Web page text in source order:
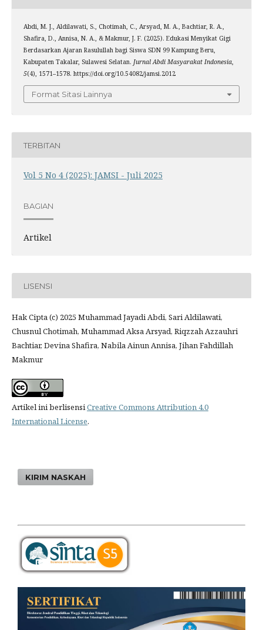
Abdi, M. J., Aldilawati, S., Chotimah, C., Arsyad, M. A., Bachtiar, R. A.,
Shafira, D., Annisa, N. A., & Makmur, J. F. (2025). Edukasi Menyikat Gigi
Berdasarkan Ajaran Rasulullah bagi Siswa SDN 99 Kampung Beru,
Kabupaten Takalar, Sulawesi Selatan. Jurnal Abdi Masyarakat Indonesia,
5(4), 1571–1578. https://doi.org/10.54082/jamsi.2012
Format Sitasi Lainnya
TERBITAN
Vol 5 No 4 (2025): JAMSI - Juli 2025
BAGIAN
Artikel
LISENSI
Hak Cipta (c) 2025 Muhammad Jayadi Abdi, Sari Aldilawati,
Chusnul Chotimah, Muhammad Aksa Arsyad, Riqzzah Azzauhri
Bachtiar, Devina Shafira, Nabila Ainun Annisa, Jihan Fahdillah
Makmur
Artikel ini berlisensi Creative Commons Attribution 4.0
International License.
KIRIM NASKAH